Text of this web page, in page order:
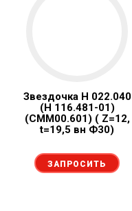
Звездочка Н 022.040
(Н 116.481-01)
(СММ00.601) ( Z=12,
t=19,5 вн Ф30)
ЗАПРОСИТЬ